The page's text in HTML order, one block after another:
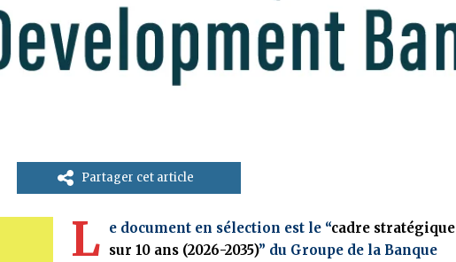
Partager cet article
L e document en sélection est le “cadre stratégique
sur 10 ans (2026-2035)” du Groupe de la Banque